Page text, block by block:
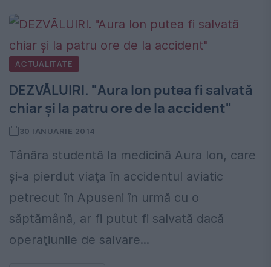
ACTUALITATE
DEZVĂLUIRI. "Aura Ion putea fi salvată
chiar şi la patru ore de la accident"
30 IANUARIE 2014
Tânăra studentă la medicină Aura Ion, care
şi-a pierdut viaţa în accidentul aviatic
petrecut în Apuseni în urmă cu o
săptămână, ar fi putut fi salvată dacă
operaţiunile de salvare...